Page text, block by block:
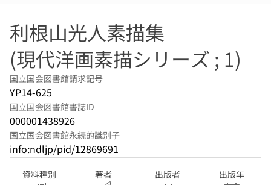
利根山光人素描集
(現代洋画素描シリーズ ; 1)
国立国会図書館請求記号
YP14-625
国立国会図書館書誌ID
000001438926
国立国会図書館永続的識別子
info:ndljp/pid/12869691
資料種別 著者 出版者 出版年